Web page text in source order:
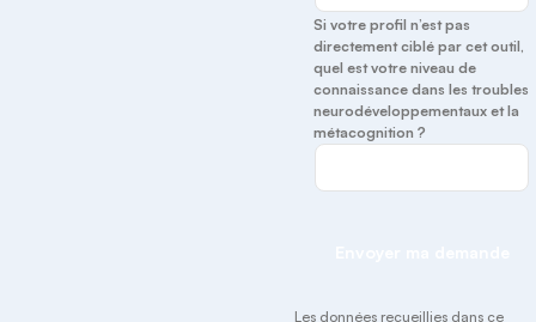
Si votre profil n’est pas
directement ciblé par cet outil,
quel est votre niveau de
connaissance dans les troubles
neurodéveloppementaux et la
métacognition ?
Les données recueillies dans ce